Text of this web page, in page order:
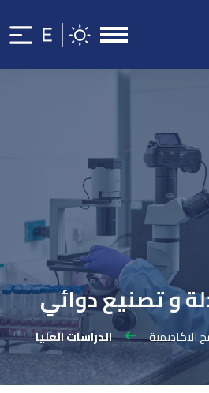
و تصنيع دوائي
الاكاديمية الدراسات العليا